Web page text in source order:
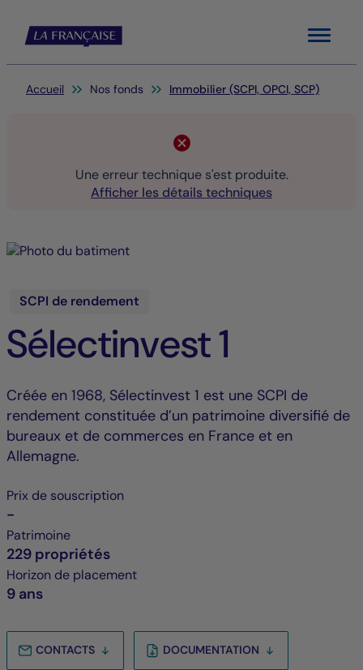
Menu
Vous êtes ici:
Accueil Nos fonds Immobilier (SCPI, OPCI, SCP)
Une erreur technique s'est produite.
Afficher les détails techniques
SCPI de rendement
Sélectinvest 1
Créée en 1968, Sélectinvest 1 est une SCPI de
rendement constituée d’un patrimoine diversifié de
bureaux et de commerces en France et en
Allemagne.
Prix de souscription
-
Patrimoine
229 propriétés
Horizon de placement
9 ans
CONTACTS DOCUMENTATION